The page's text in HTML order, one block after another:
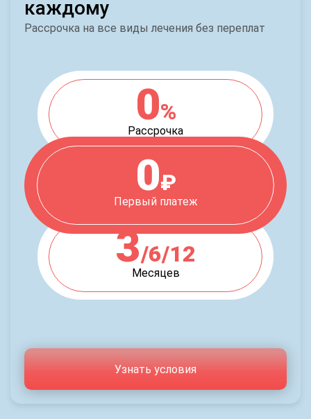
каждому
Рассрочка на все виды лечения без переплат
0%
Рассрочка
0₽
Первый платеж
3/6/12
Месяцев
Узнать условия